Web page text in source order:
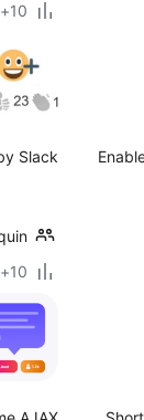
10+ نصب فعال
Slack
10+ نصب فعال